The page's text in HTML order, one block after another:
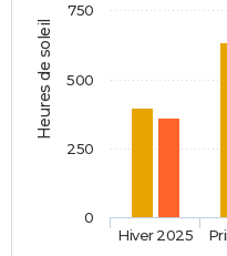
Heures de soleil
Hiver 2025
0
250
500
750